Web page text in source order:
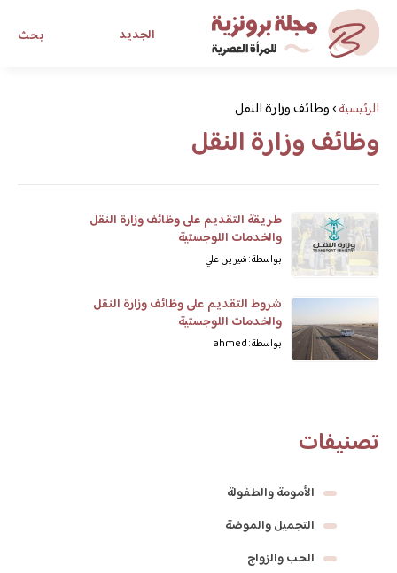
بحث الجديد
مجلة برونزية للفتاة العصرية
ابحث عن أي موضوع يهمك
الرئيسية›وظائف وزارة النقل
وظائف وزارة النقل
طريقة التقديم على وظائف وزارة النقل
والخدمات اللوجستية
بواسطة: شيرين علي
شروط التقديم على وظائف وزارة النقل
والخدمات اللوجستية
بواسطة: ahmed
تصنيفات
الأمومة والطفولة
التجميل والموضة
الحب والزواج